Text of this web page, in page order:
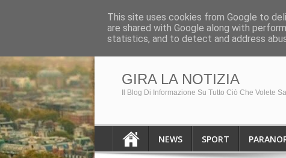
August 7, 2026 HOME PAGE
Breaking News No result!
GIRA LA NOTIZIA
Il Blog Di Informazione Su Tutto Ciò Che Volete
NEWS SPORT
This site uses cookies from Google to
are shared with Google along with
statistics, and to detect and address